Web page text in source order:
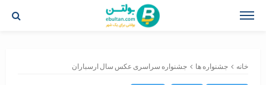
خانه جشنواره ها جشنواره سراسری عکس سال ارسباران